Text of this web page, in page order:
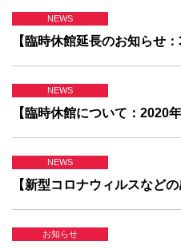
NEWS
【臨時休館延長のお知らせ
NEWS
【臨時休館について：2020
NEWS
【新型コロナウィルスなど
お知らせ